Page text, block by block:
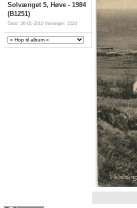
Solvænget 5, Høve - 1984
(B1251)
Dato: 26-01-2010 Visninger: 1524